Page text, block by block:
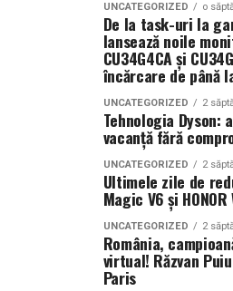
În concluzie, integrarea unui
optimizarea și promovarea
dintre cele mai profitabile
orice afacere care dorește să își
clienți și să își consolideze
(Advertorial AI)
Parfumuri create fără limite
La La Lime, cât șiTropic
, prima colecție
Colecția a fost dezvoltată în
cu noua generație de parfumieri
parfumerie. În cadrul unui
primit aceeași provocare: să
constrângeri comerciale și fără
Rezultatul este o colecție de
construite în jurul creativității și
UNCATEGORIZED o
De la task-uri la
lansează noile
CU34G4CA și
încărcare de până
UNCATEGORIZED 2
Tehnologia
vacanță fără
UNCATEGORIZED 2
Ultimele zile de
Magic V6 și
UNCATEGORIZED 2
România,
virtual! Răzvan
Paris